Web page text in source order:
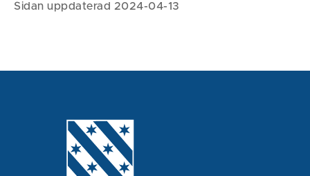
Sidan uppdaterad 2024-04-13